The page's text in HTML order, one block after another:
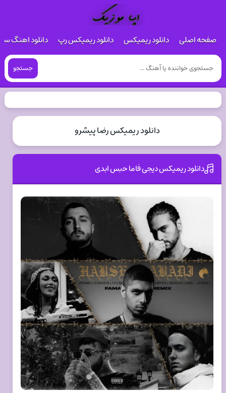
صفحه اصلی دانلود ریمیکس دانلود ریمیکس رپ دانلود اهنگ
جستجو
دانلود ریمیکس رضا پیشرو
دانلود ریمیکس دیجی فاما حبس ابدی